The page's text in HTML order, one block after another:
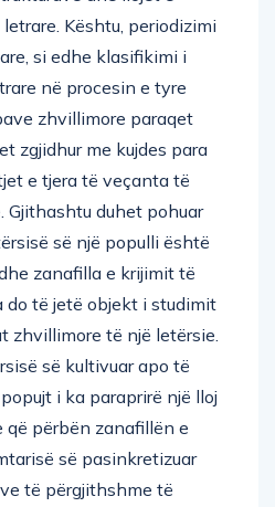
Kështu, periodizimi
si edhe klasifikimi i
në procesin e tyre
zhvillimore paraqet
zgjidhur me kujdes para
e tjera të veçanta të
Gjithashtu duhet pohuar
së një populli është
zanafilla e krijimit të
do të jetë objekt i studimit
zhvillimore të një letërsie.
së kultivuar apo të
i ka paraprirë një lloj
përbën zanafillën e
së pasinkretizuar
të përgjithshme të